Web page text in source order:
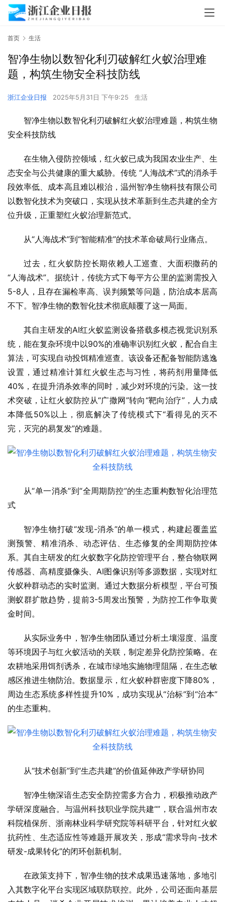
首页 生活
智净生物以数智化利刃破解红火蚁治理难
题，构筑生物安全科技防线
浙江企业日报 2025年5月31日 下午9:25 生活
智净生物以数智化利刃破解红火蚁治理难题，构筑生物
安全科技防线
在生物入侵防控领域，红火蚁已成为我国农业生产、生
态安全与公共健康的重大威胁。传统 “人海战术”式的消杀手
段效率低、成本高且难以根治，温州智净生物科技有限公司
以数智化技术为突破口，实现从技术革新到生态共建的全方
位升级，正重塑红火蚁治理新范式。
从“人海战术”到“智能精准”的技术革命破局行业痛点。
过去，红火蚁防控长期依赖人工巡查、大面积撒药的
“人海战术”。据统计，传统方式下每平方公里的监测需投入
5-8人，且存在漏检率高、误判频繁等问题，防治成本居高
不下。智净生物的数智化技术彻底颠覆了这一局面。
其自主研发的AI红火蚁监测设备搭载多模态视觉识别系
统，能在复杂环境中以90%的准确率识别红火蚁，配合自主
算法，可实现自动投饵精准巡查。该设备还配备智能防逃逸
设置，通过精准计算红火蚁生态与习性，将药剂用量降低
40%，在提升消杀效率的同时，减少对环境的污染。这一技
术突破，让红火蚁防控从“广撒网”转向“靶向治疗”，人力成
本降低50%以上，彻底解决了传统模式下“看得见的灭不
完，灭完的易复发”的难题。
从“单一消杀”到“全周期防控”的生态重构数智化治理范
式
智净生物打破“发现-消杀”的单一模式，构建起覆盖监
测预警、精准消杀、动态评估、生态修复的全周期防控体
系。其自主研发的红火蚁数字化防控管理平台，整合物联网
传感器、高精度摄像头、AI图像识别等多源数据，实现对红
火蚁种群动态的实时监测。通过大数据分析模型，平台可预
测蚁群扩散趋势，提前3-5周发出预警，为防控工作争取黄
金时间。
从实际业务中，智净生物团队通过分析土壤湿度、温度
等环境因子与红火蚁活动的关联，制定差异化防控策略。在
农耕地采用饵剂诱杀，在城市绿地实施物理阻隔，在生态敏
感区推进生物防治。数据显示，红火蚁种群密度下降80%，
周边生态系统多样性提升10%，成功实现从“治标”到“治本”
的生态重构。
从“技术创新”到“生态共建”的价值延伸政产学研协同
智净生物深谙生态安全防控需多方合力，积极推动政产
学研深度融合。与温州科技职业学院共建“”，联合温州市农
科院植保所、浙南林业科学研究院等科研平台，针对红火蚁
抗药性、生态适应性等难题开展攻关，形成“需求导向-技术
研发-成果转化”的闭环创新机制。
在政策支持下，智净生物的技术成果迅速落地，多地引
入其数字化平台实现区域联防联控。此外，公司还面向基层